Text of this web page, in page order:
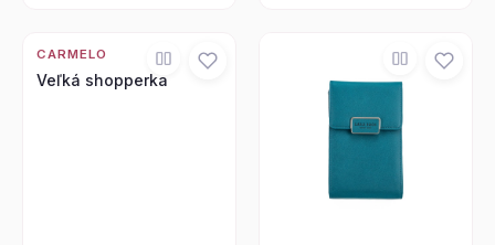
CARMELO
Veľká shopperka